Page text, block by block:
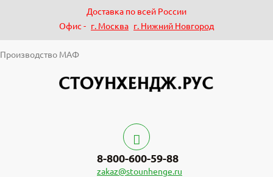
Доставка по всей России
Офис - г. Москва г. Нижний Новгород
Производство МАФ
8-800-600-59-88
zakaz@stounhenge.ru